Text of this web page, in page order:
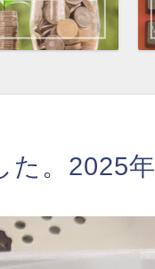
た。2025年